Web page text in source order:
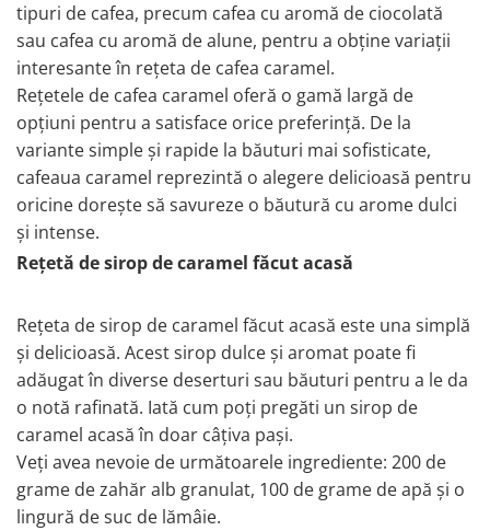
tipuri de cafea, precum cafea cu aromă de ciocolată
sau cafea cu aromă de alune, pentru a obține variații
interesante în rețeta de cafea caramel.
Rețetele de cafea caramel oferă o gamă largă de
opțiuni pentru a satisface orice preferință. De la
variante simple și rapide la băuturi mai sofisticate,
cafeaua caramel reprezintă o alegere delicioasă pentru
oricine dorește să savureze o băutură cu arome dulci
și intense.
Rețetă de sirop de caramel făcut acasă
Rețeta de sirop de caramel făcut acasă este una simplă
și delicioasă. Acest sirop dulce și aromat poate fi
adăugat în diverse deserturi sau băuturi pentru a le da
o notă rafinată. Iată cum poți pregăti un sirop de
caramel acasă în doar câțiva pași.
Veți avea nevoie de următoarele ingrediente: 200 de
grame de zahăr alb granulat, 100 de grame de apă și o
lingură de suc de lămâie.